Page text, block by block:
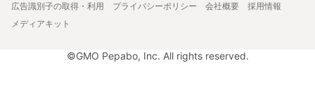
広告識別子の取得・利用
プライバシーポリシー 会社概要
採用情報
メディアキット
©GMO Pepabo, Inc. All rights reserved.